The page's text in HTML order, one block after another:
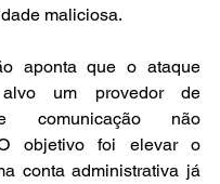
maliciosa.
aponta que o ataque
um provedor de
comunicação não
O objetivo foi elevar o
conta administrativa já